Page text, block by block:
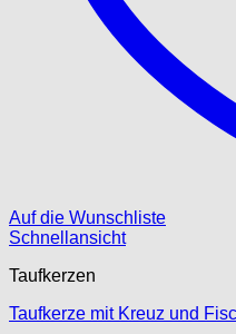
Auf die Wunschliste
Schnellansicht
Taufkerzen
Taufkerze mit Kreuz und